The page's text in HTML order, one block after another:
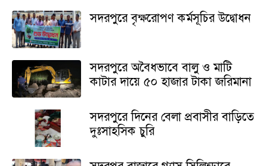
সদরপুরে বৃক্ষরোপণ কর্মসূচির উদ্বোধন
সদরপুরে অবৈধভাবে বালু ও মাটি
কাটার দায়ে ৫০ হাজার টাকা জরিমানা
সদরপুরে দিনের বেলা প্রবাসীর বাড়িতে
দুঃসাহসিক চুরি